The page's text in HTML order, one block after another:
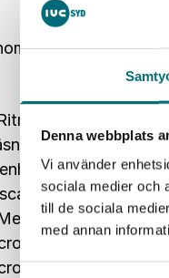
Denna webbplats
Vi använder
sociala medier och
till de sociala
med annan
affärs-,
om EU’s
programmering
för svarv
och
365
Copilot